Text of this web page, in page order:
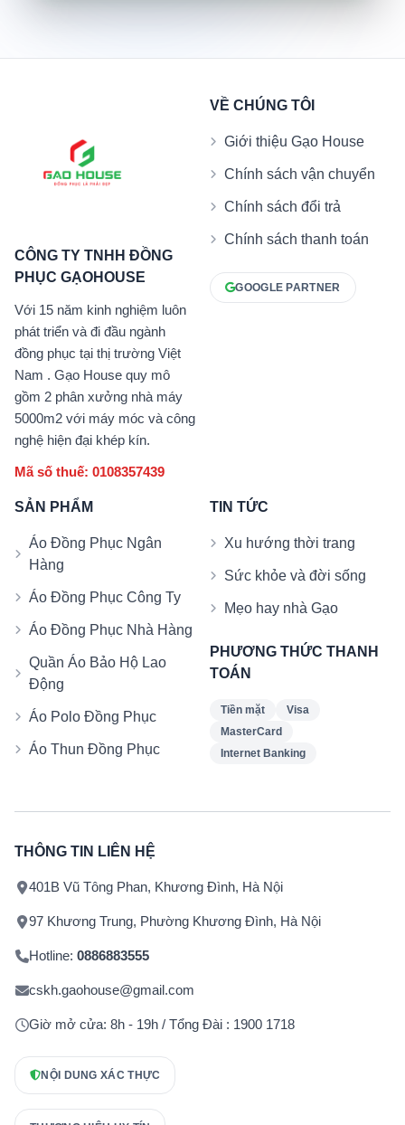
CÔNG TY TNHH ĐỒNG
PHỤC GẠOHOUSE
Với 15 năm kinh nghiệm luôn
phát triển và đi đầu ngành
đồng phục tại thị trường Việt
Nam . Gạo House quy mô
gồm 2 phân xưởng nhà máy
5000m2 với máy móc và công
nghệ hiện đại khép kín.
Mã số thuế: 0108357439
VỀ CHÚNG TÔI
Giới thiệu Gạo House
Chính sách vận chuyển
Chính sách đổi trả
Chính sách thanh toán
GOOGLE PARTNER
SẢN PHẨM
Áo Đồng Phục Ngân
Hàng
Áo Đồng Phục Công Ty
Áo Đồng Phục Nhà Hàng
Quần Áo Bảo Hộ Lao
Động
Áo Polo Đồng Phục
Áo Thun Đồng Phục
TIN TỨC
Xu hướng thời trang
Sức khỏe và đời sống
Mẹo hay nhà Gạo
PHƯƠNG THỨC THANH
TOÁN
Tiền mặt
Visa
MasterCard
Internet Banking
THÔNG TIN LIÊN HỆ
401B Vũ Tông Phan, Khương Đình, Hà Nội
97 Khương Trung, Phường Khương Đình, Hà Nội
Hotline: 0886883555
cskh.gaohouse@gmail.com
Giờ mở cửa: 8h - 19h / Tổng Đài : 1900 1718
NỘI DUNG XÁC THỰC